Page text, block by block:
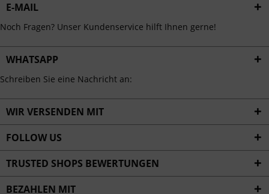
E-MAIL
Noch Fragen? Unser Kundenservice hilft Ihnen gerne!
WHATSAPP
Schreiben Sie eine Nachricht an:
WIR VERSENDEN MIT
FOLLOW US
TRUSTED SHOPS BEWERTUNGEN
BEZAHLEN MIT
Service